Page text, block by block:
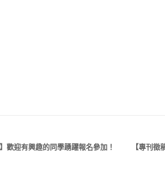
歡迎有興趣的同學踴躍報名參加！